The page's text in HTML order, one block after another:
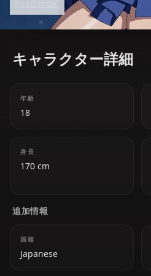
キャラクター詳細
年齢
18
身長
170 cm
追加情報
国籍
Japanese